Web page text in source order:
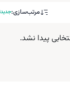
مرتب‌سازی:
پیدا نشد.